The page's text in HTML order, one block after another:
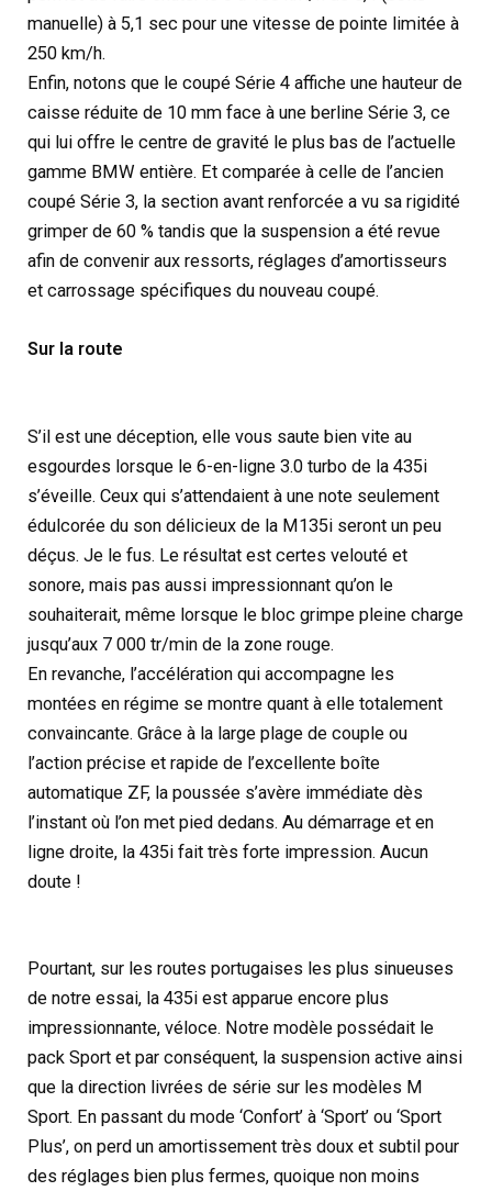
manuelle) à 5,1 sec pour une vitesse de pointe limitée à
250 km/h.
Enfin, notons que le coupé Série 4 affiche une hauteur de
caisse réduite de 10 mm face à une berline Série 3, ce
qui lui offre le centre de gravité le plus bas de l’actuelle
gamme BMW entière. Et comparée à celle de l’ancien
coupé Série 3, la section avant renforcée a vu sa rigidité
grimper de 60 % tandis que la suspension a été revue
afin de convenir aux ressorts, réglages d’amortisseurs
et carrossage spécifiques du nouveau coupé.
Sur la route
S’il est une déception, elle vous saute bien vite au
esgourdes lorsque le 6-en-ligne 3.0 turbo de la 435i
s’éveille. Ceux qui s’attendaient à une note seulement
édulcorée du son délicieux de la M135i seront un peu
déçus. Je le fus. Le résultat est certes velouté et
sonore, mais pas aussi impressionnant qu’on le
souhaiterait, même lorsque le bloc grimpe pleine charge
jusqu’aux 7 000 tr/min de la zone rouge.
En revanche, l’accélération qui accompagne les
montées en régime se montre quant à elle totalement
convaincante. Grâce à la large plage de couple ou
l’action précise et rapide de l’excellente boîte
automatique ZF, la poussée s’avère immédiate dès
l’instant où l’on met pied dedans. Au démarrage et en
ligne droite, la 435i fait très forte impression. Aucun
doute !
Pourtant, sur les routes portugaises les plus sinueuses
de notre essai, la 435i est apparue encore plus
impressionnante, véloce. Notre modèle possédait le
pack Sport et par conséquent, la suspension active ainsi
que la direction livrées de série sur les modèles M
Sport. En passant du mode ‘Confort’ à ‘Sport’ ou ‘Sport
Plus’, on perd un amortissement très doux et subtil pour
des réglages bien plus fermes, quoique non moins